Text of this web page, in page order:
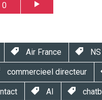
0
Air France NS
commercieel directeur
AI